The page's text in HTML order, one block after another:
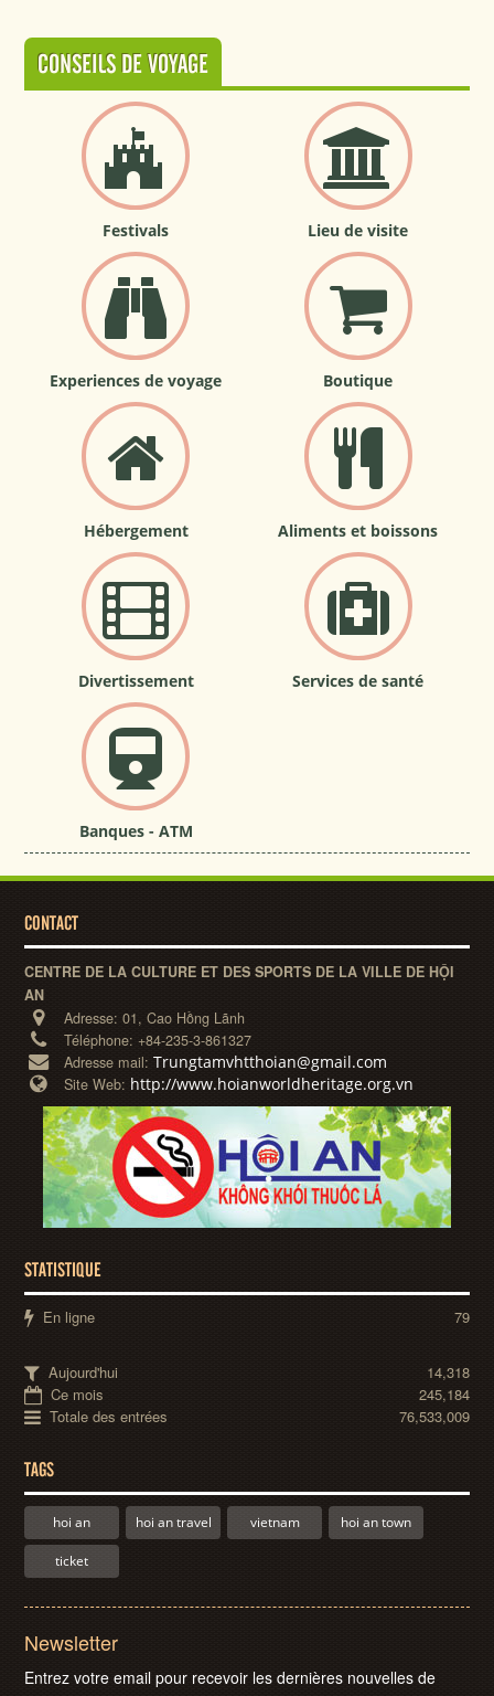
CONSEILS DE VOYAGE
Festivals Lieu de visite
Experiences de voyage Boutique
Hébergement Aliments et boissons
Divertissement Services de santé
Banques - ATM
CONTACT
CENTRE DE LA CULTURE ET DES SPORTS DE LA VILLE DE HỘI
AN
Adresse:01, Cao Hồng Lãnh
Téléphone:+84-235-3-861327
Adresse mail:Trungtamvhtthoian@gmail.com
Site Web: http://www.hoianworldheritage.org.vn
STATISTIQUE
En ligne 79
Aujourd'hui
14,318
Ce mois
245,184
Totale des entrées
76,533,009
TAGS
hoi an hoi an travel vietnam hoi an town
ticket
Newsletter
Entrez votre email pour recevoir les dernières nouvelles de